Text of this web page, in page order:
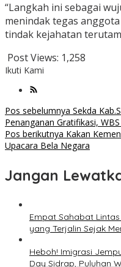
“Langkah ini sebagai
menindak tegas
tindak kejahatan
Post Views: 1,258
Ikuti Kami
Navigasi
pos
Pos sebelumnya Sekda
Penanganan Gratifikasi,
Pos berikutnya Kakan
Upacara Bela Negara
Jangan
Empat Sahabat
yang Terjalin Sejak
Heboh! Imigrasi
Day Sidrap, Puluhan